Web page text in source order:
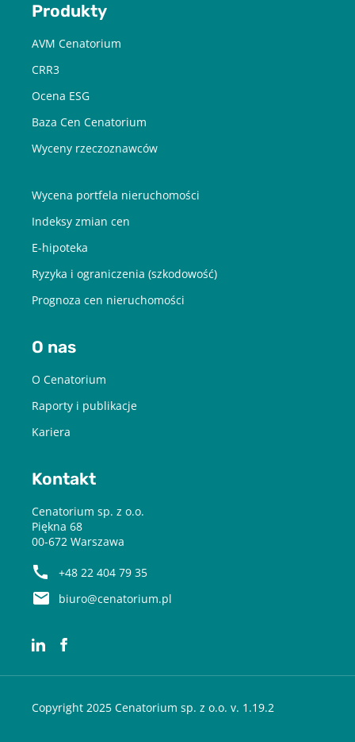
Pobierz raport
aby pobrać raport podaj swój adres
świadomość, że mogę zrezygnować z subskrypcji w każdej chwili.
Więcej informacji o przetwarzaniu moich danych dostępnych jest
wPolityce prywatności.
Produkty
AVM Cenatorium
CRR3
Ocena ESG
Baza Cen Cenatorium
Wyceny rzeczoznawców
Wycena portfela nieruchomości
Indeksy zmian cen
E-hipoteka
Ryzyka i ograniczenia (szkodowość)
Prognoza cen nieruchomości
O nas
O Cenatorium
Raporty i publikacje
Kariera
Kontakt
Cenatorium sp. z o.o.
Piękna 68
00-672 Warszawa
+48 22 404 79 35
biuro@cenatorium.pl
Copyright 2025 Cenatorium sp. z o.o. v. 1.19.2